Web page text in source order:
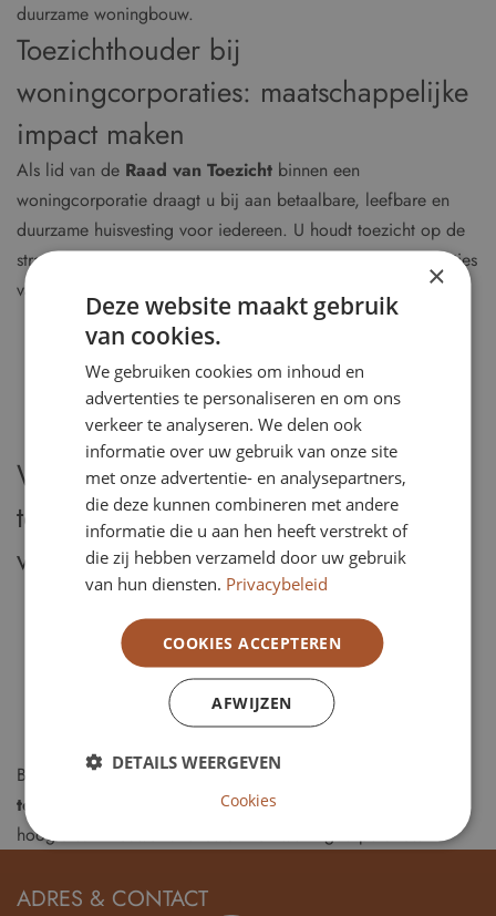
duurzame woningbouw.
Toezichthouder bij
woningcorporaties: maatschappelijke
impact maken
Als lid van de Raad van Toezicht binnen een
woningcorporatie draagt u bij aan betaalbare, leefbare en
duurzame huisvesting voor iedereen. U houdt toezicht op de
strategie, financiële continuïteit en maatschappelijke prestaties
van de organisatie. Daarbij staan thema’s centraal zoals:
Betaalbaarheid van woningen
Duurzaamheid en energietransitie
Leefbaarheid in wijken
Samenwerking met gemeenten en maatschappelijke
partners
Waarom kiezen voor een
toezichthoudende rol in de
volkshuisvesting?
U draagt bij aan het woonbeleid en de toekomst van
volkshuisvesting in Nederland
U bent bestuurlijk betrokken bij strategische beslissingen
van woningcorporaties
U vergroot uw maatschappelijke impact door toezicht te
Bezoek
RvT-Vacatures.nlvoor actuele
toezichthouders in de volkshuisvesting
hoogte van nieuwe functies binnen woningcorporaties.
ADRES & CONTACT
×
Deze website maakt gebruik
van cookies.
We gebruiken cookies om inhoud en
advertenties te personaliseren en om ons
verkeer te analyseren. We delen ook
informatie over uw gebruik van onze site
met onze advertentie- en analysepartners,
die deze kunnen combineren met andere
informatie die u aan hen heeft verstrekt of
die zij hebben verzameld door uw gebruik
van hun diensten. Privacybeleid
COOKIES ACCEPTEREN
AFWIJZEN
DETAILS WEERGEVEN
Cookies